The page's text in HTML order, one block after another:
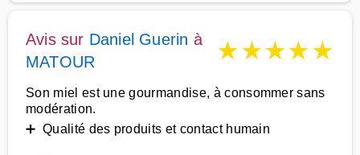
Avis sur Daniel Guerin à
MATOUR
★★★★★
Son miel est une gourmandise, à consommer sans
modération.
➕ Qualité des produits et contact humain